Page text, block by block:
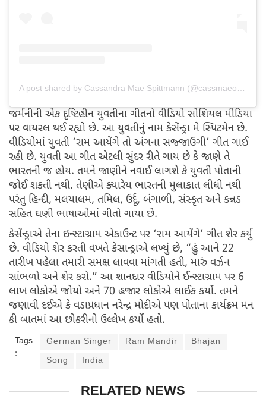
જર્મનીની એક દૃષ્ટિહીન યુવતીના ગીતનો વીડિયો સોશિયલ મીડિયા
પર વાયરલ થઈ રહ્યો છે. આ યુવતીનું નામ કેસેંન્ડ્રા મે સ્પિટમેન છે.
વીડિયોમાં યુવતી ‘રામ આયેંગે તો અંગના સજ્જાઉગી’ ગીત ગાઈ
રહી છે. યુવતી આ ગીત એટલી સુંદર રીતે ગાય છે કે જાણે તે
ભારતની જ હોય. તમને જાણીને નવાઈ લાગશે કે યુવતી પોતાની
જોઈ શકતી નથી. તેણીએ ક્યારેય ભારતની મુલાકાત લીધી નથી
પરંતુ હિન્દી, મલયાલમ, તમિલ, ઉર્દૂ, બંગાળી, સંસ્કૃત અને કન્નડ
સહિત ઘણી ભાષાઓમાં ગીતો ગાયા છે.
કેસેંન્ડ્રાએ તેના ઇન્સ્ટાગ્રામ એકાઉન્ટ પર ‘રામ આયેંગે’ ગીત શેર કર્યું
છે. વીડિયો શેર કરતી વખતે કેસાન્ડ્રાએ લખ્યું છે, “હું આને 22
તારીખ પહેલા તમારી સમક્ષ લાવવા માંગતી હતી, મારું વર્ઝન
સાંભળો અને શેર કરો.” આ શાનદાર વીડિયોને ઈન્સ્ટાગ્રામ પર 6
લાખ લોકોએ જોયો અને 70 હજાર લોકોએ લાઈક કર્યો. તમને
જણાવી દઈએ કે વડાપ્રધાન નરેન્દ્ર મોદીએ પણ પોતાના કાર્યક્રમ મન
કી બાતમાં આ છોકરીનો ઉલ્લેખ કર્યો હતો.
Tags
:
German Singer Ram Mandir
Bhajan
Song
India
RELATED NEWS